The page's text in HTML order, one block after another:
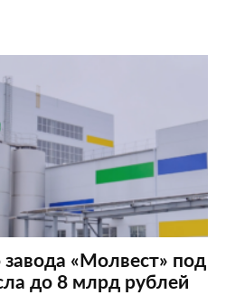
«Молвест» под
до 8 млрд рублей